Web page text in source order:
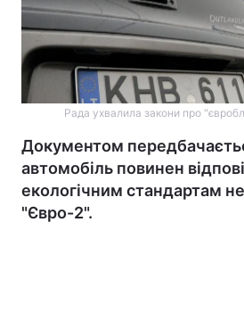
Рада ухвалила закони про
Документом
автомобіль повинен
екологічним стандартам
"Євро-2".